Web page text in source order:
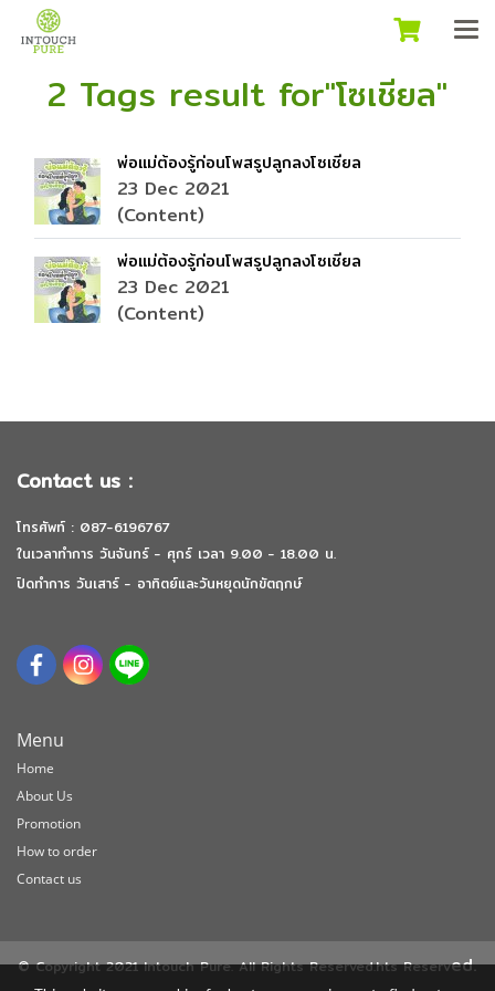
2 Tags result for"โซเชียล"
พ่อแม่ต้องรู้ก่อนโพสรูปลูกลงโซเชียล
23 Dec 2021
(Content)
พ่อแม่ต้องรู้ก่อนโพสรูปลูกลงโซเชียล
23 Dec 2021
(Content)
Contact us :
โทรศัพท์ : 087-6196767
ในเวลาทำการ วันจันทร์ - ศุกร์ เวลา 9.00 - 18.00 น.
ปิดทำการ วันเสาร์ - อาทิตย์และวันหยุดนักขัตฤกษ์
Menu
Home
About Us
Promotion
How to order
Contact us
© Copyright 2021 Intouch Pure. All Rights Reserved.hts Reserved.